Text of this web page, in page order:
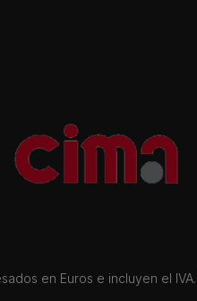
en Euros e incluyen el